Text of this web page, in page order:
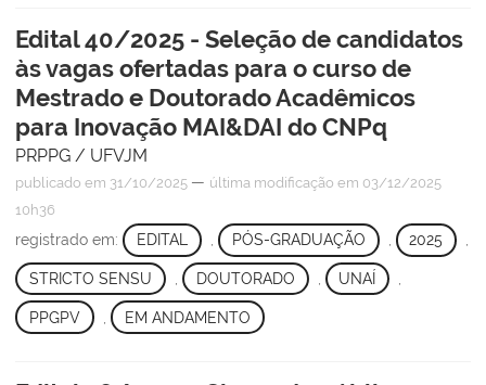
Edital 40/2025 - Seleção de candidatos
às vagas ofertadas para o curso de
Mestrado e Doutorado Acadêmicos
para Inovação MAI&DAI do CNPq
PRPPG / UFVJM
publicado em 31/10/2025 — última modificação em 03/12/2025
10h36
registrado em: EDITAL , PÓS-GRADUAÇÃO , 2025 ,
STRICTO SENSU DOUTORADO UNAÍ
PPGPV EM ANDAMENTO